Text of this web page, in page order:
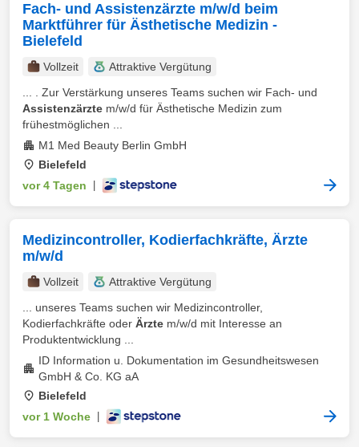
Fach- und Assistenzärzte m/w/d beim
Marktführer für Ästhetische Medizin -
Bielefeld
Vollzeit
Attraktive Vergütung
... . Zur Verstärkung unseres Teams suchen wir Fach- und
Assistenzärzte m/w/d für Ästhetische Medizin zum
frühestmöglichen ...
M1 Med Beauty Berlin GmbH
Bielefeld
vor 4 Tagen
Medizincontroller, Kodierfachkräfte, Ärzte
m/w/d
Vollzeit
Attraktive Vergütung
... unseres Teams suchen wir Medizincontroller,
Kodierfachkräfte oder Ärzte m/w/d mit Interesse an
Produktentwicklung ...
ID Information u. Dokumentation im Gesundheitswesen
GmbH & Co. KG aA
Bielefeld
vor 1 Woche